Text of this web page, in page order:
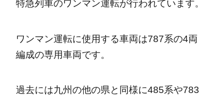
特急列車のワンマン運転が行われています。
ワンマン運転に使用する車両は787系の4両
編成の専用車両です。
過去には九州の他の県と同様に485系や783